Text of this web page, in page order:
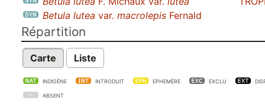
Betula lutea var. macrolepis Fernald
Répartition
Carte Liste
INDIGÈNE INTRODUIT EPHEMÈRE EXCLU
ABSENT